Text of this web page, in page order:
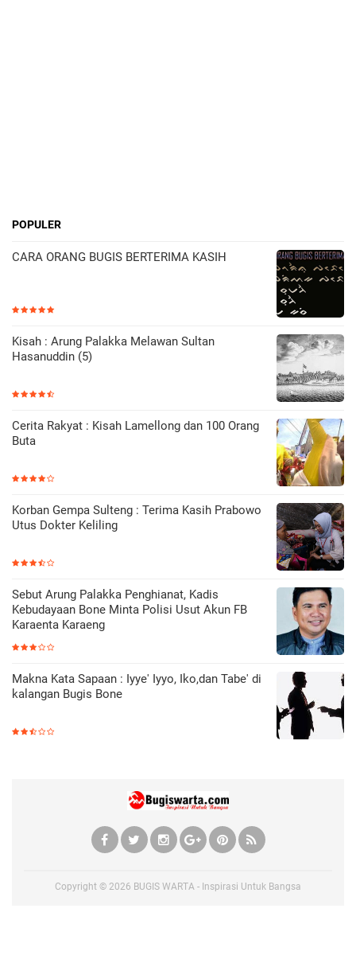
POPULER
CARA ORANG BUGIS BERTERIMA KASIH
Kisah : Arung Palakka Melawan Sultan
Hasanuddin (5)
Cerita Rakyat : Kisah Lamellong dan 100 Orang
Buta
Korban Gempa Sulteng : Terima Kasih Prabowo
Utus Dokter Keliling
Sebut Arung Palakka Penghianat, Kadis
Kebudayaan Bone Minta Polisi Usut Akun FB
Karaenta Karaeng
Makna Kata Sapaan : Iyye' Iyyo, Iko,dan Tabe' di
kalangan Bugis Bone
Copyright © 2026 BUGIS WARTA - Inspirasi Untuk Bangsa